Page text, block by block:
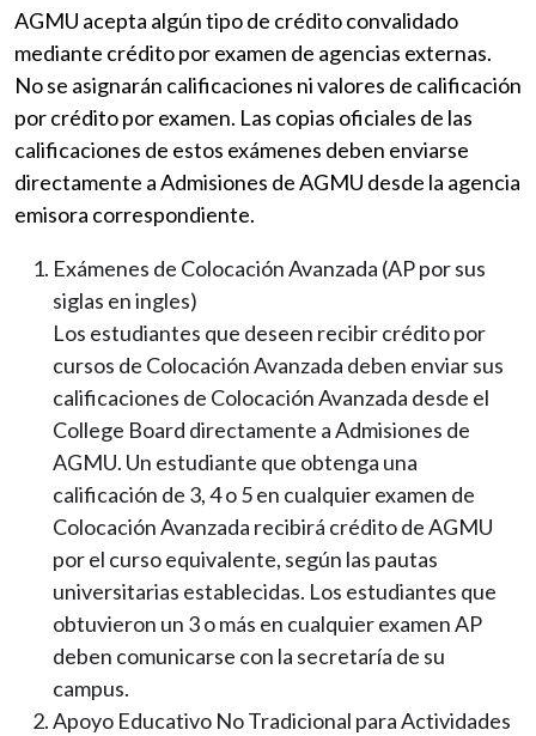
AGMU acepta algún tipo de crédito convalidado
mediante crédito por examen de agencias externas.
No se asignarán calificaciones ni valores de calificación
por crédito por examen. Las copias oficiales de las
calificaciones de estos exámenes deben enviarse
directamente a Admisiones de AGMU desde la agencia
emisora correspondiente.
Exámenes de Colocación Avanzada (AP por sus
siglas en ingles)
Los estudiantes que deseen recibir crédito por
cursos de Colocación Avanzada deben enviar sus
calificaciones de Colocación Avanzada desde el
College Board directamente a Admisiones de
AGMU. Un estudiante que obtenga una
calificación de 3, 4 o 5 en cualquier examen de
Colocación Avanzada recibirá crédito de AGMU
por el curso equivalente, según las pautas
universitarias establecidas. Los estudiantes que
obtuvieron un 3 o más en cualquier examen AP
deben comunicarse con la secretaría de su
campus.
Apoyo Educativo No Tradicional para Actividades